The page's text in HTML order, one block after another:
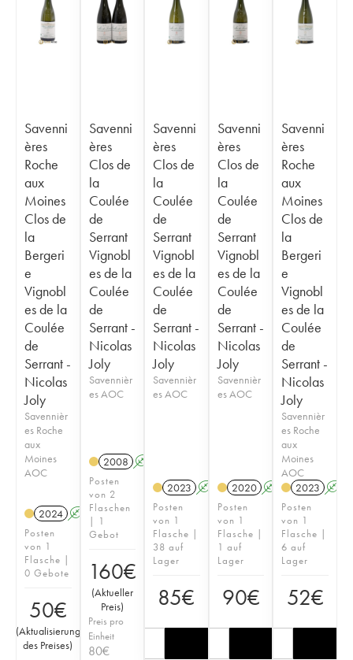
Savenni
ères
Roche
aux
Moines
Clos de
la
Bergeri
e
Vignobl
es de la
Coulée
de
Serrant -
Nicolas
Joly
Savennièr
es Roche
aux
Moines
AOC
2024 A S
Posten
von 1
Flasche |
0 Gebote
50€
(Aktualisierung
des Preises)
Savenni
ères
Clos de
la
Coulée
de
Serrant
Vignobl
es de la
Coulée
de
Serrant -
Nicolas
Joly
Savennièr
es AOC
2008 A
Posten
von 2
Flaschen
| 1
Gebot
160€
(Aktueller
Preis)
Preis pro
Einheit
80€
Savenni
ères
Clos de
la
Coulée
de
Serrant
Vignobl
es de la
Coulée
de
Serrant -
Nicolas
Joly
Savennièr
es AOC
2023 A S
Posten
von 1
Flasche |
38 auf
Lager
85€
Savenni
ères
Clos de
la
Coulée
de
Serrant
Vignobl
es de la
Coulée
de
Serrant -
Nicolas
Joly
Savennièr
es AOC
2020 A S
Posten
von 1
Flasche |
1 auf
Lager
90€
Savenni
ères
Roche
aux
Moines
Clos de
la
Bergeri
e
Vignobl
es de la
Coulée
de
Serrant -
Nicolas
Joly
Savennièr
es Roche
aux
Moines
AOC
2023 A
Posten
von 1
Flasche |
6 auf
Lager
52€